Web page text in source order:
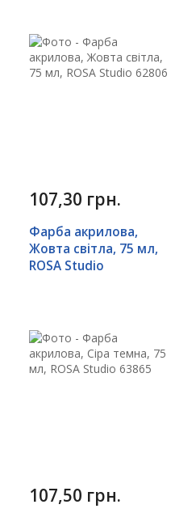
107,30 грн.
Фарба акрилова,
Жовта світла, 75 мл,
ROSA Studio
107,50 грн.